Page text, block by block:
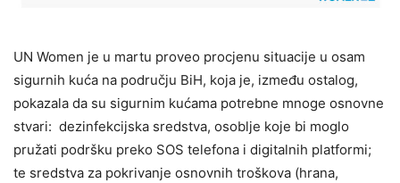
UN Women je u martu proveo procjenu situacije u osam
sigurnih kuća na području BiH, koja je, između ostalog,
pokazala da su sigurnim kućama potrebne mnoge osnovne
stvari: dezinfekcijska sredstva, osoblje koje bi moglo
pružati podršku preko SOS telefona i digitalnih platformi;
te sredstva za pokrivanje osnovnih troškova (hrana,